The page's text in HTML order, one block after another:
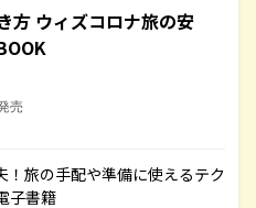
方 ウィズコロナ旅の安
売
旅の手配や準備に使えるテク
子書籍